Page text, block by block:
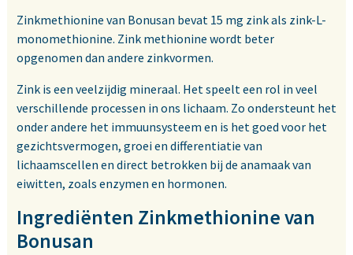
Zinkmethionine van Bonusan bevat 15 mg zink als zink-L-
monomethionine. Zink methionine wordt beter
opgenomen dan andere zinkvormen.
Zink is een veelzijdig mineraal. Het speelt een rol in veel
verschillende processen in ons lichaam. Zo ondersteunt het
onder andere het immuunsysteem en is het goed voor het
gezichtsvermogen, groei en differentiatie van
lichaamscellen en direct betrokken bij de anamaak van
eiwitten, zoals enzymen en hormonen.
Ingrediënten Zinkmethionine van
Bonusan